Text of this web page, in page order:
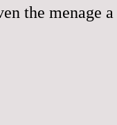
the menage a